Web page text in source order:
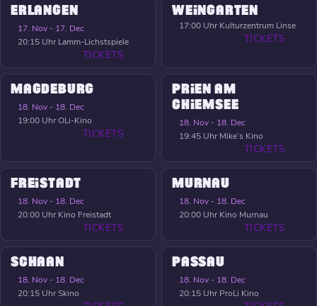
ERLANGEN
17. Nov - 17. Dec
20:15 Uhr Lamm-Lichstspiele
TICKETS
WEINGARTEN
17:00 Uhr Kulturzentrum Linse
TICKETS
MAGDEBURG
18. Nov - 18. Dec
19:00 UhrOLi-Kino
TICKETS
PRIEN AM
CHIEMSEE
18. Nov - 18. Dec
19:45 Uhr Mike’s Kino
TICKETS
FREISTADT
18. Nov - 18. Dec
20:00 Uhr Kino Freistadt
TICKETS
MURNAU
18. Nov - 18. Dec
20:00 Uhr Kino Murnau
TICKETS
SCHAAN
18. Nov - 18. Dec
20:15 UhrSkino
PASSAU
18. Nov - 18. Dec
20:15 Uhr ProLi Kino